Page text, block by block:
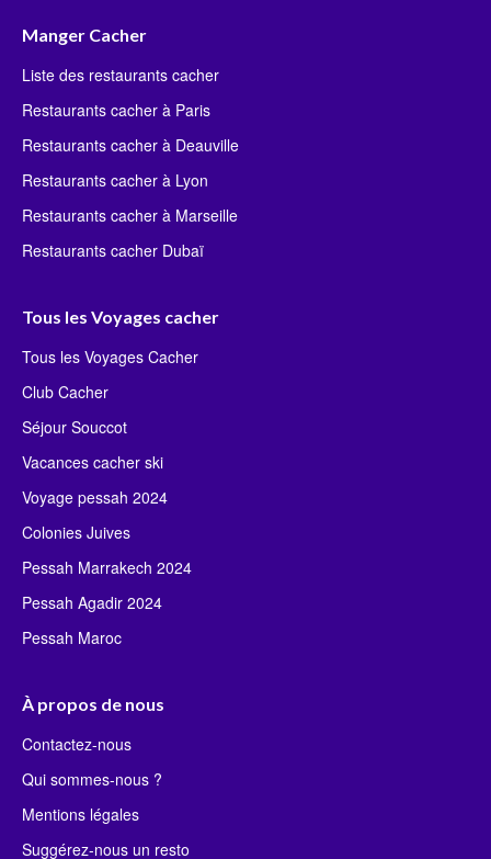
Manger Cacher
Liste des restaurants cacher
Restaurants cacher à Paris
Restaurants cacher à Deauville
Restaurants cacher à Lyon
Restaurants cacher à Marseille
Restaurants cacher Dubaï
Tous les Voyages cacher
Tous les Voyages Cacher
Club Cacher
Séjour Souccot
Vacances cacher ski
Voyage pessah 2024
Colonies Juives
Pessah Marrakech 2024
Pessah Agadir 2024
Pessah Maroc
À propos de nous
Contactez-nous
Qui sommes-nous ?
Mentions légales
Suggérez-nous un resto